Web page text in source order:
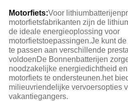
Motorfiets:Voor
motorfietsfabrikanten zijn de
de ideale energieoplossing voor
motorfietstoepassingen.Je kunt
te passen aan verschillende
voldoenDe Bonnen­batterijen
noodzakelijke energie­dichtheid
motorfiets te ondersteunen.het
milieuvriendelijke vervoersopties
vakantiegangers.